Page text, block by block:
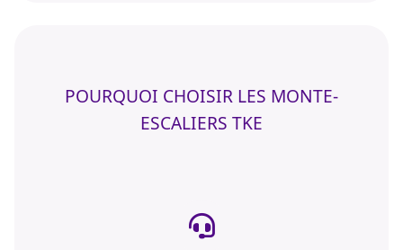
POURQUOI CHOISIR LES MONTE-
ESCALIERS TKE